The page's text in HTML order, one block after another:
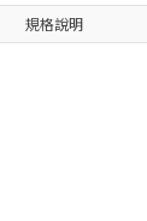
規格說明